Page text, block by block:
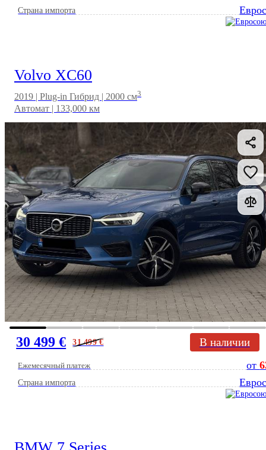
Страна импорта
Volvo XC60
2019 | Plug-in Гибрид | 2000 см3
Автомат | 133,000 км
30 499 € 31 499€ В наличии
Ежемесячный платеж от
Страна импорта